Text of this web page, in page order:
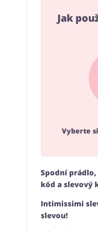
Jak
Vyberte
Spodní
kód a slevový
Intimissimi
slevou!